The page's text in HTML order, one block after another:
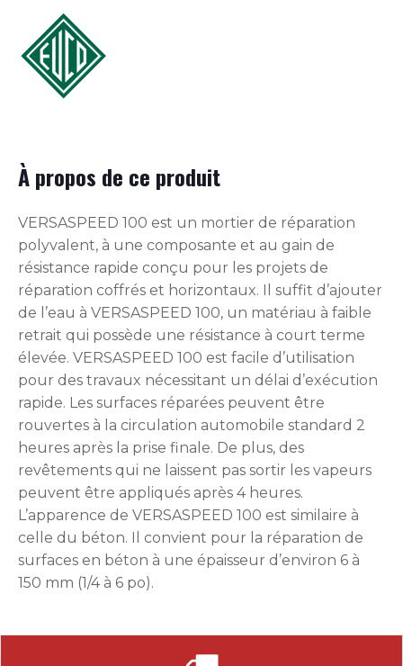
À propos de ce produit
VERSASPEED 100 est un mortier de réparation
polyvalent, à une composante et au gain de
résistance rapide conçu pour les projets de
réparation coffrés et horizontaux. Il suffit d’ajouter
de l’eau à VERSASPEED 100, un matériau à faible
retrait qui possède une résistance à court terme
élevée. VERSASPEED 100 est facile d’utilisation
pour des travaux nécessitant un délai d’exécution
rapide. Les surfaces réparées peuvent être
rouvertes à la circulation automobile standard 2
heures après la prise finale. De plus, des
revêtements qui ne laissent pas sortir les vapeurs
peuvent être appliqués après 4 heures.
L’apparence de VERSASPEED 100 est similaire à
celle du béton. Il convient pour la réparation de
surfaces en béton à une épaisseur d’environ 6 à
150 mm (1/4 à 6 po).